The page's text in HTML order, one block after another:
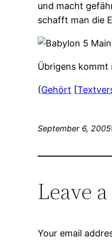
und macht
schafft man die
Übrigens kommt
(Gehört [
September 6, 2005
Leave
Your email